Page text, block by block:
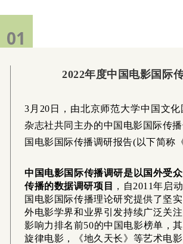
01
2022年度中国电影国际
3月20日，由北京师范大学中国文
杂志社共同主办的中国电影国际传
国电影国际传播调研报告(以下简称
中国电影国际传播调研是以国外受
传播的数据调研项目
，自2011年启
国电影国际传播理论研究提供了坚
外电影学界和业界引发持续广泛关
影响力排名前50的中国电影榜单，
旋律电影，《地久天长》等艺术电